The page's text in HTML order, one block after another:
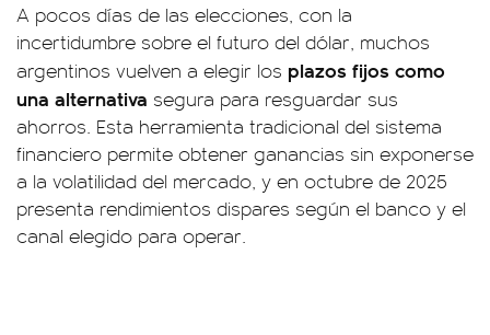
A pocos días de las elecciones, con la
incertidumbre sobre el futuro del dólar, muchos
argentinos vuelven a elegir los plazos fijos como
una alternativa segura para resguardar sus
ahorros. Esta herramienta tradicional del sistema
financiero permite obtener ganancias sin exponerse
a la volatilidad del mercado, y en octubre de 2025
presenta rendimientos dispares según el banco y el
canal elegido para operar.